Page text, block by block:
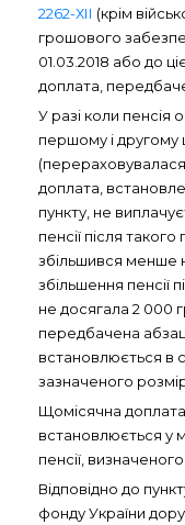
2262-ХІІ (крім
грошового
01.03.2018 або до
доплата,
У разі коли пенсія
першому і другому
доплата,
пункту, не
пенсії після
збільшився менше
збільшення пенсії
не досягала 2 000
передбачена
встановлюється в
зазначеного
Щомісячна
встановлюється у
пенсії,
Відповідно до
фонду України